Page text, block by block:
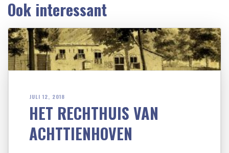
Ook interessant
JULI 12, 2018
HET RECHTHUIS VAN
ACHTTIENHOVEN